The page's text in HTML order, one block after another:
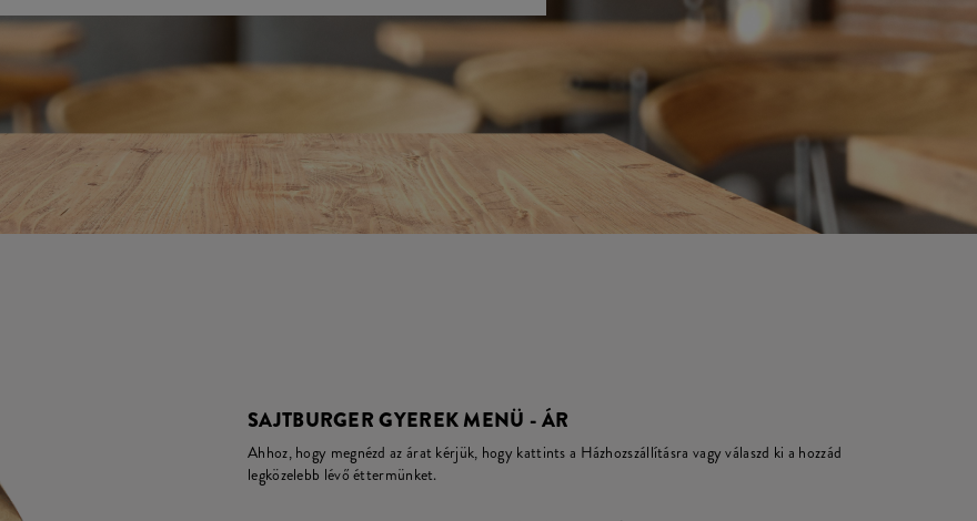
SAJTBURGER GYEREK MENÜ - ÁR
Ahhoz, hogy megnézd az árat kérjük, hogy kattints a Házhozszállításra vagy válaszd ki a hozzád
legközelebb lévő éttermünket.